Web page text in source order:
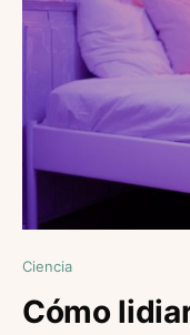
Ciencia
Cómo